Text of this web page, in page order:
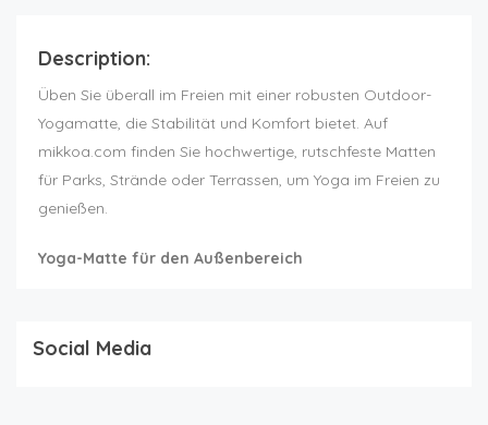
Description:
Üben Sie überall im Freien mit einer robusten Outdoor-
Yogamatte, die Stabilität und Komfort bietet. Auf
mikkoa.com finden Sie hochwertige, rutschfeste Matten
für Parks, Strände oder Terrassen, um Yoga im Freien zu
genießen.
Yoga-Matte für den Außenbereich
Social Media